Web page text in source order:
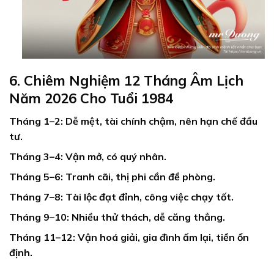
6. Chiêm Nghiệm 12 Tháng Âm Lịch
Năm 2026 Cho Tuổi 1984
Tháng 1–2: Dễ mệt, tài chính chậm, nên hạn chế đầu
tư.
Tháng 3–4: Vận mở, có quý nhân.
Tháng 5–6: Tranh cãi, thị phi cần đề phòng.
Tháng 7–8: Tài lộc đạt đỉnh, công việc chạy tốt.
Tháng 9–10: Nhiều thử thách, dễ căng thẳng.
Tháng 11–12: Vận hoá giải, gia đình ấm lại, tiền ổn
định.